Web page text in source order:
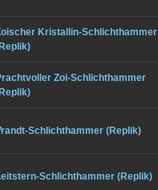
Kristallin-Schlichthammer
Zoi-Schlichthammer
Schlichthammer (Replik)
Schlichthammer (Replik)